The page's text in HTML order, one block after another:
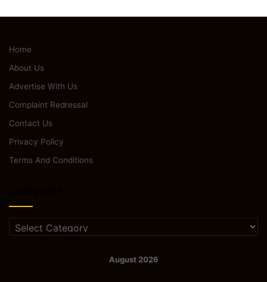
Home
About Us
Advertise With Us
Complaint Redressal
Contact Us
Privacy Policy
Terms And Conditions
Categories
August 2026